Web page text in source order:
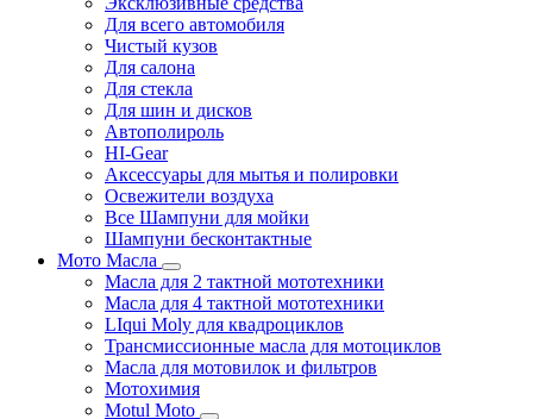
Для всего автомобиля
Чистый кузов
Для салона
Для стекла
Для шин и дисков
Автополироль
HI-Gear
Аксессуары для мытья и полировки
Освежители воздуха
Все Шампуни для мойки
Шампуни бесконтактные
Мото Масла
Масла для 2 тактной мототехники
Масла для 4 тактной мототехники
LIqui Moly для квадроциклов
Трансмиссионные масла для мотоциклов
Масла для мотовилок и фильтров
Мотохимия
Motul Moto